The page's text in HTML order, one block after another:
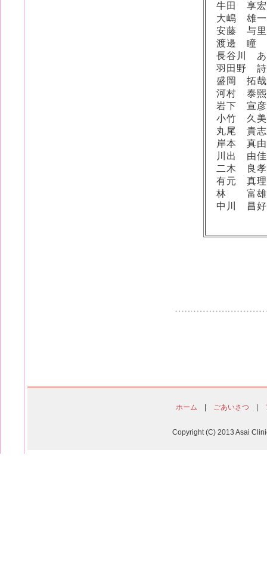
牛田 享宏
大嶋 雄一
安藤 与里
渡邊 瞳
長谷川 あ
羽田野 詩
盛岡 拓哉
河村 泰熙
岩下 宣彦
小竹 久美
丸尾 貴志
岸本 真由
川出 由佳
二木 良孝
有元 真理
林 富雄
中川 昌好
ホーム ごあいさつ
Copyright (C) 2013 Asai